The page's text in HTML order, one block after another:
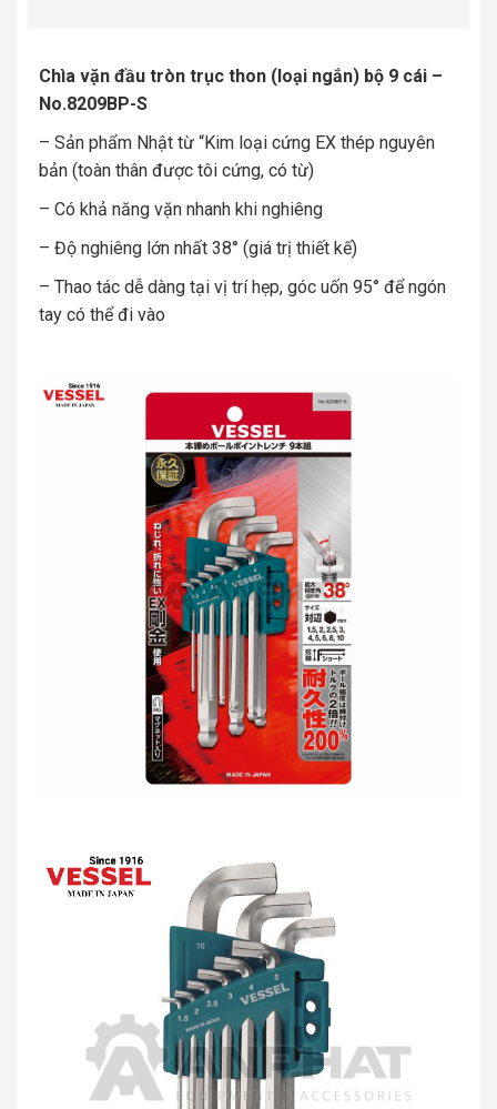
Chìa vặn đầu tròn trục thon (loại ngắn) bộ 9 cái –
No.8209BP-S
– Sản phẩm Nhật từ “Kim loại cứng EX thép nguyên
bản (toàn thân được tôi cứng, có từ)
– Có khả năng vặn nhanh khi nghiêng
– Độ nghiêng lớn nhất 38° (giá trị thiết kế)
– Thao tác dễ dàng tại vị trí hẹp, góc uốn 95° để ngón
tay có thể đi vào